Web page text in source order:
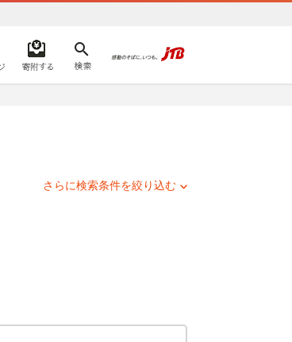
さらに検索条件を絞り込む